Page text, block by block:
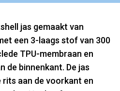
jas gemaakt van
een 3-laags stof van 300
TPU-membraan en
de binnenkant. De jas
aan de voorkant en